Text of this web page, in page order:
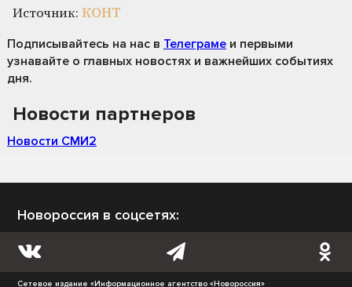
Источник: КОНТ
Подписывайтесь на нас в Телеграме и первыми
узнавайте о главных новостях и важнейших событиях
дня.
Новости партнеров
Новости СМИ2
Новороссия в соцсетях:
Сетевое издание «Информационное агентство «Новороссия»